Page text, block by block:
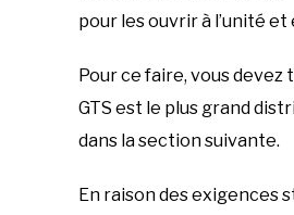
pour les ouvrir à l’unité
Pour ce faire, vous
GTS est le plus grand
dans la section suivante.
En raison des exigences